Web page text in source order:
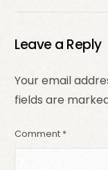
messages sur
Leave a Reply
Your email
fields are
Comment *